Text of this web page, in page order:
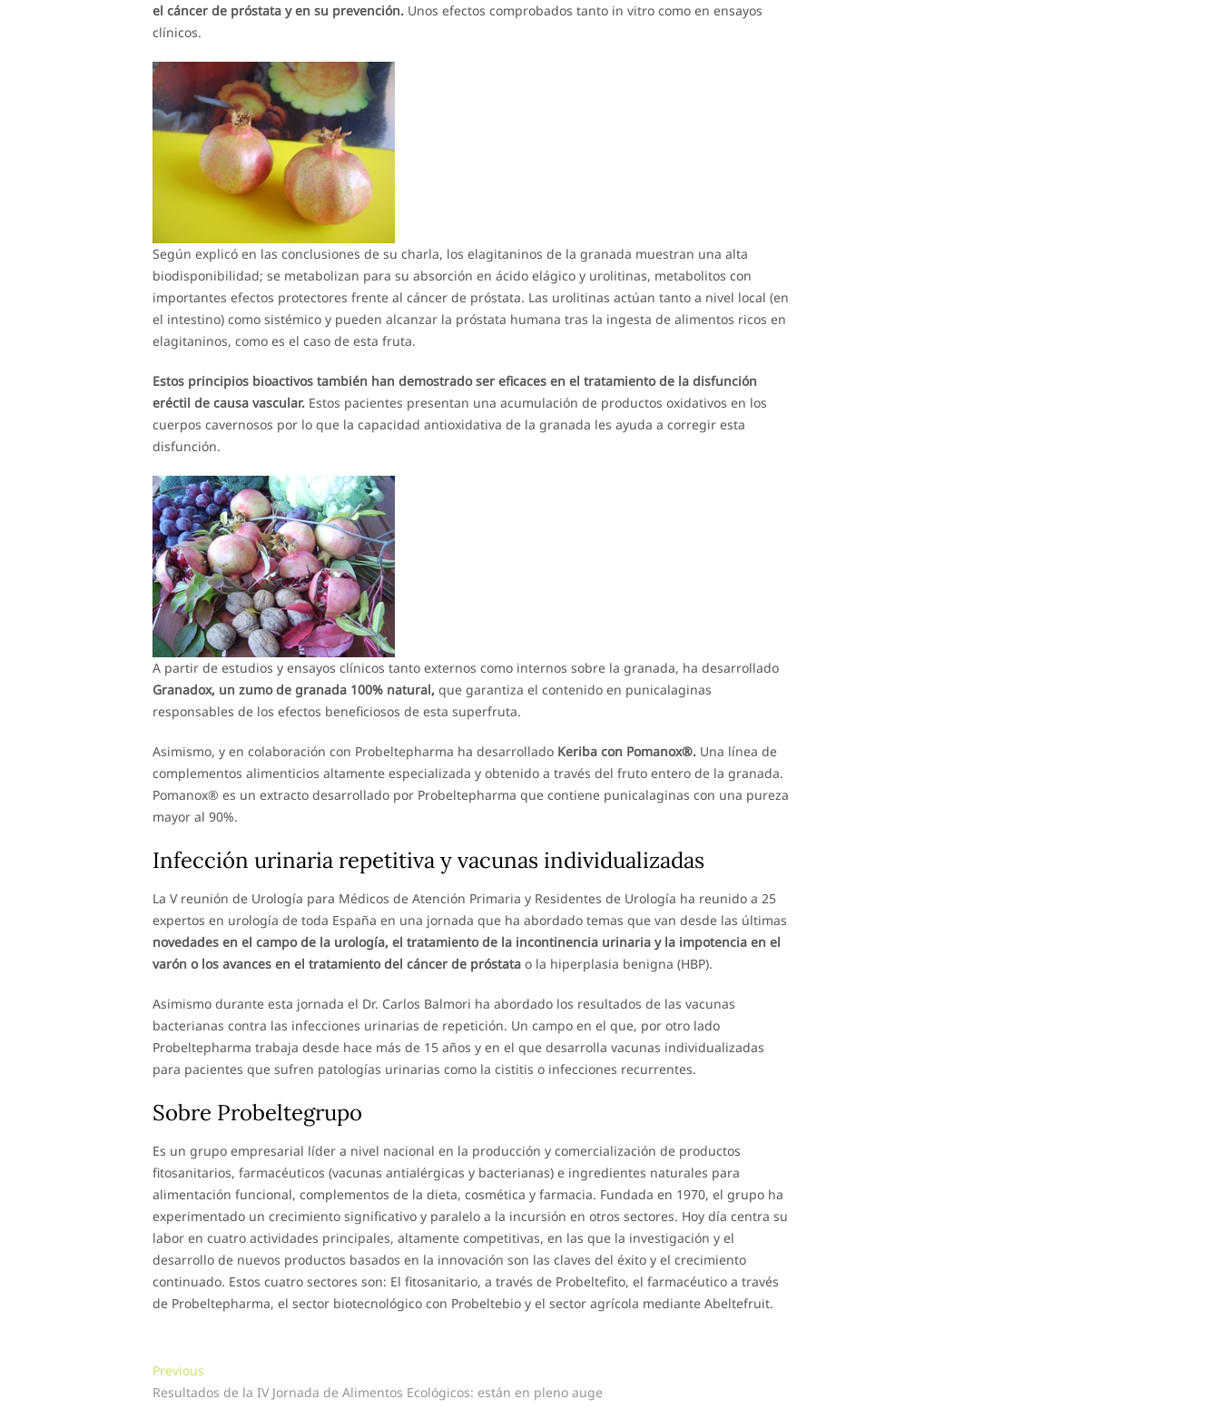
el cáncer de próstata y en su prevención. Unos efectos comprobados tanto in vitro como en ensayos
clínicos.
Según explicó en las conclusiones de su charla, los elagitaninos de la granada muestran una alta
biodisponibilidad; se metabolizan para su absorción en ácido elágico y urolitinas, metabolitos con
importantes efectos protectores frente al cáncer de próstata. Las urolitinas actúan tanto a nivel local (en
el intestino) como sistémico y pueden alcanzar la próstata humana tras la ingesta de alimentos ricos en
elagitaninos, como es el caso de esta fruta.
Estos principios bioactivos también han demostrado ser eficaces en el tratamiento de la disfunción
eréctil de causa vascular. Estos pacientes presentan una acumulación de productos oxidativos en los
cuerpos cavernosos por lo que la capacidad antioxidativa de la granada les ayuda a corregir esta
disfunción.
A partir de estudios y ensayos clínicos tanto externos como internos sobre la granada, ha desarrollado
Granadox, un zumo de granada 100% natural, que garantiza el contenido en punicalaginas
responsables de los efectos beneficiosos de esta superfruta.
Asimismo, y en colaboración con Probeltepharma ha desarrollado Keriba con Pomanox®. Una línea de
complementos alimenticios altamente especializada y obtenido a través del fruto entero de la granada.
Pomanox® es un extracto desarrollado por Probeltepharma que contiene punicalaginas con una pureza
mayor al 90%.
Infección urinaria repetitiva y vacunas individualizadas
La V reunión de Urología para Médicos de Atención Primaria y Residentes de Urología ha reunido a 25
expertos en urología de toda España en una jornada que ha abordado temas que van desde las últimas
novedades en el campo de la urología, el tratamiento de la incontinencia urinaria y la impotencia en el
varón o los avances en el tratamiento del cáncer de próstata o la hiperplasia benigna (HBP).
Asimismo durante esta jornada el Dr. Carlos Balmori ha abordado los resultados de las vacunas
bacterianas contra las infecciones urinarias de repetición. Un campo en el que, por otro lado
Probeltepharma trabaja desde hace más de 15 años y en el que desarrolla vacunas individualizadas
para pacientes que sufren patologías urinarias como la cistitis o infecciones recurrentes.
Sobre Probeltegrupo
Es un grupo empresarial líder a nivel nacional en la producción y comercialización de productos
fitosanitarios, farmacéuticos (vacunas antialérgicas y bacterianas) e ingredientes naturales para
alimentación funcional, complementos de la dieta, cosmética y farmacia. Fundada en 1970, el grupo ha
experimentado un crecimiento significativo y paralelo a la incursión en otros sectores. Hoy día centra su
labor en cuatro actividades principales, altamente competitivas, en las que la investigación y el
desarrollo de nuevos productos basados en la innovación son las claves del éxito y el crecimiento
continuado. Estos cuatro sectores son: El fitosanitario, a través de Probeltefito, el farmacéutico a través
de Probeltepharma, el sector biotecnológico con Probeltebio y el sector agrícola mediante Abeltefruit.
Navegación
de
Previous
post:
Resultados de la IV Jornada de Alimentos Ecológicos: están en pleno auge